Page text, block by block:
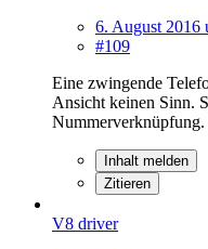
6. August 2016
#109
Eine zwingende
Ansicht keinen Sinn.
Nummerverknüpfung.
Inhalt melden
Zitieren
V8 driver